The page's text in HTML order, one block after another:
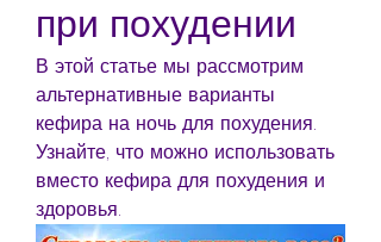
при похудении
В этой статье мы рассмотрим
альтернативные варианты
кефира на ночь для похудения.
Узнайте, что можно использовать
вместо кефира для похудения и
здоровья.